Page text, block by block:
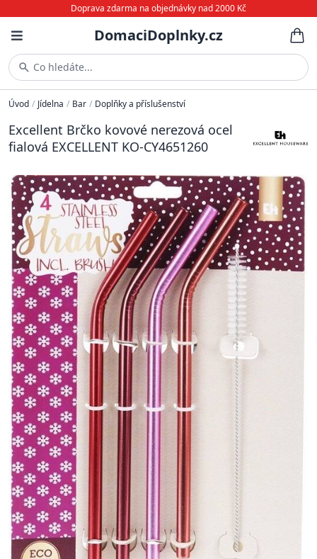
Doprava zdarma na objednávky nad 2000 Kč
DomaciDoplnky.cz
Co hledáte...
Úvod / Jídelna / Bar / Doplňky a příslušenství
Excellent Brčko kovové nerezová ocel
fialová EXCELLENT KO-CY4651260